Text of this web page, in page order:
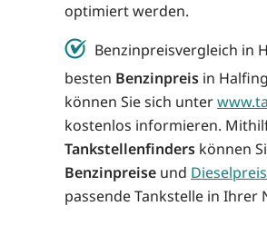
optimiert werden.
Benzinpreisvergleich in
besten Benzinpreis in
können Sie sich unter
kostenlos informieren.
Tankstellenfinders können
Benzinpreise und
passende Tankstelle in Ihrer